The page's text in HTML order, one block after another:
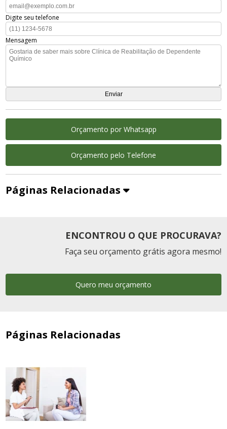
Digite seu telefone
Mensagem
Orçamento por Whatsapp
Orçamento pelo Telefone
Páginas Relacionadas
ENCONTROU O QUE PROCURAVA?
Faça seu orçamento grátis agora mesmo!
Quero meu orçamento
Páginas Relacionadas